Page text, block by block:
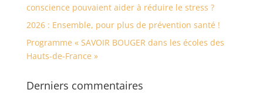
conscience pouvaient aider à réduire le stress ?
2026 : Ensemble, pour plus de prévention santé !
Programme « SAVOIR BOUGER dans les écoles des
Hauts-de-France »
Derniers commentaires